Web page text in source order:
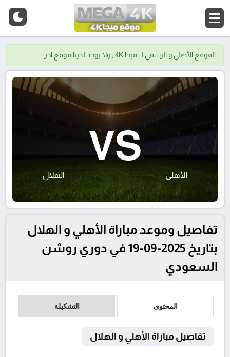
الموقع الأصلي و الرسمي لــ ميجا 4K , ولا يوجد لدينا موقع اخر.
الأهلي
VS
الهلال
تفاصيل وموعد مباراة الأهلي و الهلال
بتاريخ 2025-09-19 في دوري روشن
السعودي
المحتوى التشكيلة
تفاصيل مباراة الأهلي و الهلال